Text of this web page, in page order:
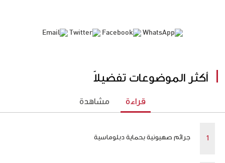
أكثر الموضوعات تفضيلاً
قراءة مشاهدة
جرائم صهيونية بحماية دبلوماسية